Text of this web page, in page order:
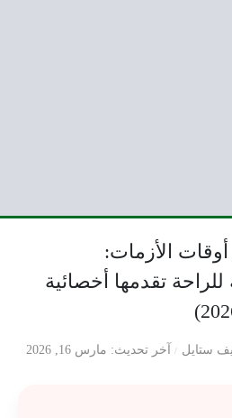
الأزمات:
تقدمها أخصائية
ستايل آخر تحديث مارس 16, 2026